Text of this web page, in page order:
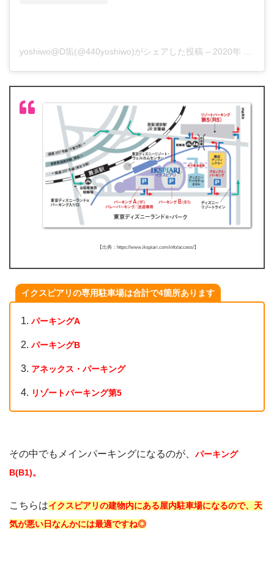
yoshiwo@D垢(@440yoshiwo)がシェアした投稿 – 2020年 3月月22日午前12時11分PDT
【出典：https://www.ikspiari.com/info/access/】
イクスピアリの専用駐車場は合計で4箇所あります
パーキングA
パーキングB
アネックス・パーキング
リゾートパーキング第5
その中でもメインパーキングになるのが、 パーキング
B(B1)。
こちらはイクスピアリの建物内にある屋内駐車場になるので、天
気が悪い日なんかには最適ですね◎